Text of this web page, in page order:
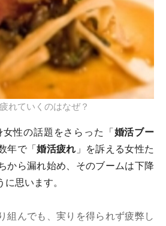
れていくのはなぜ？
性の話題をさらった「婚活ブー
年で「婚活疲れ 」を訴える女性た
から漏れ始め、そのブームは下降
思います。
組んでも、実りを得られず疲弊し